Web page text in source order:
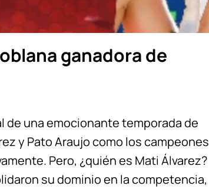
ganadora de
de una emocionante temporada de
y Pato Araujo como los campeones
Pero, ¿quién es Mati Álvarez?
su dominio en la competencia,